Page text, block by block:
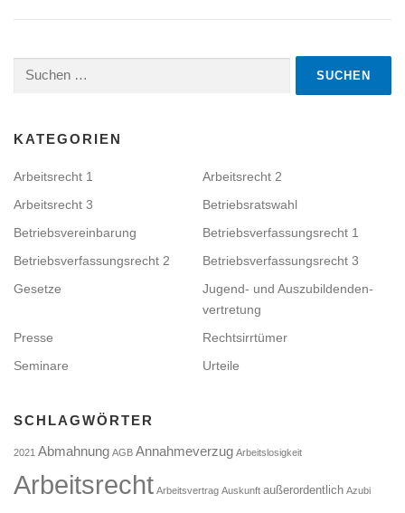
nach:
KATEGORIEN
Arbeitsrecht 1
Arbeitsrecht 2
Arbeitsrecht 3
Betriebsratswahl
Betriebsvereinbarung
Betriebsverfassungsrecht 1
Betriebsverfassungsrecht 2
Betriebsverfassungsrecht 3
Gesetze
Jugend- und Auszubildenden­
vertretung
Presse
Rechtsirrtümer
Seminare
Urteile
SCHLAGWÖRTER
2021 Abmahnung AGB Annahmeverzug Arbeitslosigkeit
Arbeitsrecht Arbeitsvertrag Auskunft außerordentlich Azubi